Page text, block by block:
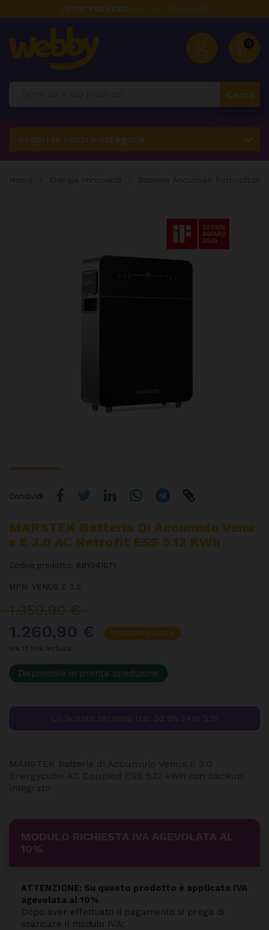
CHIUSI PER FERIE DAL 17 AL 23 AGOSTO
0
Cerca
Scopri le nostre categorie
Condividi
MARSTEK Batteria Di Accumulo Venu
S E 3.0 AC Retrofit ESS 5.12 KWh
Codice prodotto: BBY041071
MPN: VENUS E 3.0
1.359,90 €
RISPARMI 99,00 €
IVA IT 10% inclusa
Disponibile in pronta spedizione
MODULO RICHIESTA IVA AGEVOLATA AL
10%
ATTENZIONE: Su questo prodotto è applicata IVA
agevolata al 10%
Dopo aver effettuato il pagamento si prega di
scaricare il modulo IVA: